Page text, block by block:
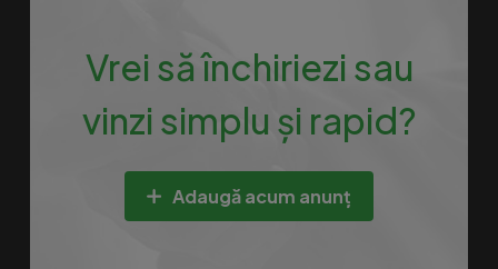
Vrei să închiriezi sau
vinzi simplu și rapid?
Adaugă acum anunț